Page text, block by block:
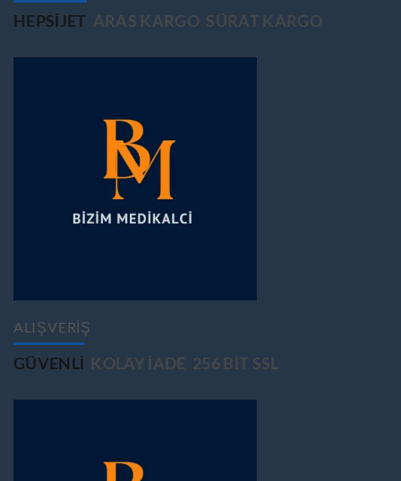
HEPSIJET ARAS KARGO SÜRAT KARGO
ALIŞVERİŞ
GÜVENLİ KOLAY İADE 256 BİT SSL